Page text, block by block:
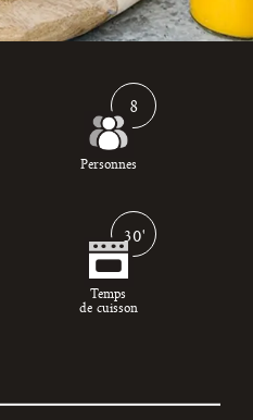
8
Personnes
30'
Temps
de cuisson